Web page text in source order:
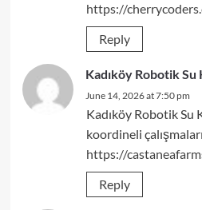
https://
Reply
Kadıköy Robotik Su
June 14, 2026 at 7:50 pm
Kadıköy Robotik Su
koordineli
https://
Reply